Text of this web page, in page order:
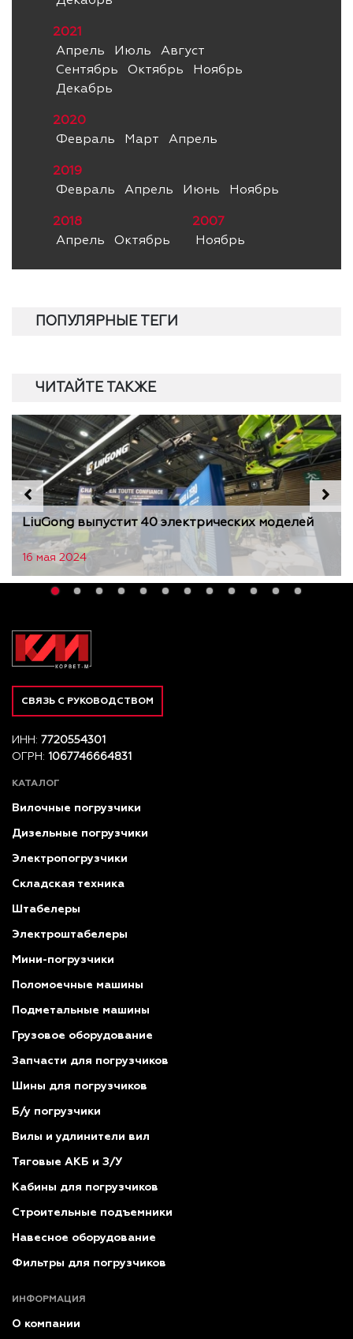
2021
Апрель
Июль
Август
Сентябрь
Октябрь
Ноябрь
Декабрь
2020
Февраль
Март Апрель
2019
Февраль
Апрель Июнь Ноябрь
2018
Апрель
Октябрь
2007
Ноябрь
ПОПУЛЯРНЫЕ ТЕГИ
ЧИТАЙТЕ ТАКЖЕ
LiuGong выпустит 40 электрических моделей
16 мая 2024
СВЯЗЬ С РУКОВОДСТВОМ
ИНН: 7720554301
ОГРН: 1067746664831
КАТАЛОГ
Вилочные погрузчики
Дизельные погрузчики
Электропогрузчики
Складская техника
Штабелеры
Электроштабелеры
Мини-погрузчики
Поломоечные машины
Подметальные машины
Грузовое оборудование
Запчасти для погрузчиков
Шины для погрузчиков
Б/у погрузчики
Вилы и удлинители вил
Тяговые АКБ и З/У
Кабины для погрузчиков
Строительные подъемники
Навесное оборудование
Фильтры для погрузчиков
ИНФОРМАЦИЯ
О компании